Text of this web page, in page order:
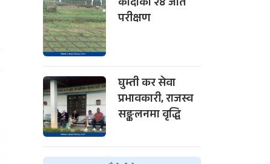
कोदोका २४ जात
परीक्षण
घुम्ती कर सेवा
प्रभावकारी, राजस्व
सङ्कलनमा वृद्धि